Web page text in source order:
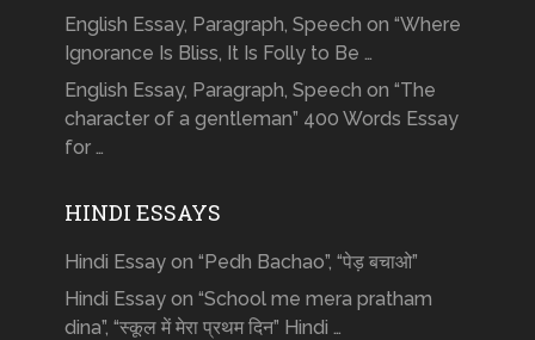
English Essay, Paragraph, Speech on “Where
Ignorance Is Bliss, It Is Folly to Be …
English Essay, Paragraph, Speech on “The
character of a gentleman” 400 Words Essay
for …
HINDI ESSAYS
Hindi Essay on “Pedh Bachao”, “पेड़ बचाओ”
Hindi Essay on “School me mera pratham
dina”, “स्कूल में मेरा प्रथम दिन” Hindi …